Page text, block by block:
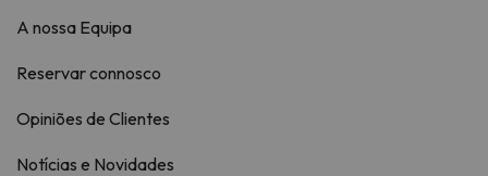
A nossa Equipa
Reservar connosco
Opiniões de Clientes
Notícias e Novidades